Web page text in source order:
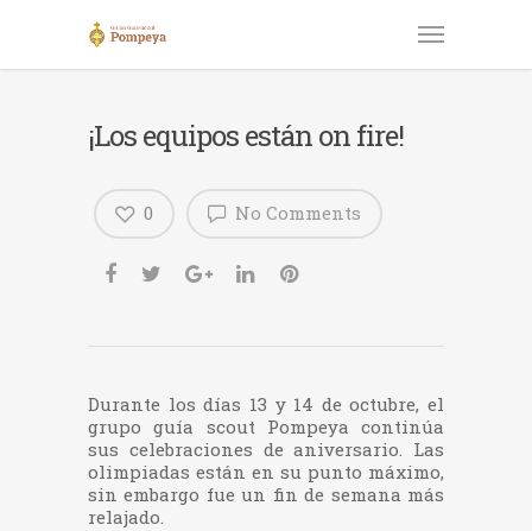
¡Los equipos están on fire!
No Comments
0
Durante los días 13 y 14 de octubre, el
grupo guía scout Pompeya continúa
sus celebraciones de aniversario. Las
olimpiadas están en su punto máximo,
sin embargo fue un fin de semana más
relajado.